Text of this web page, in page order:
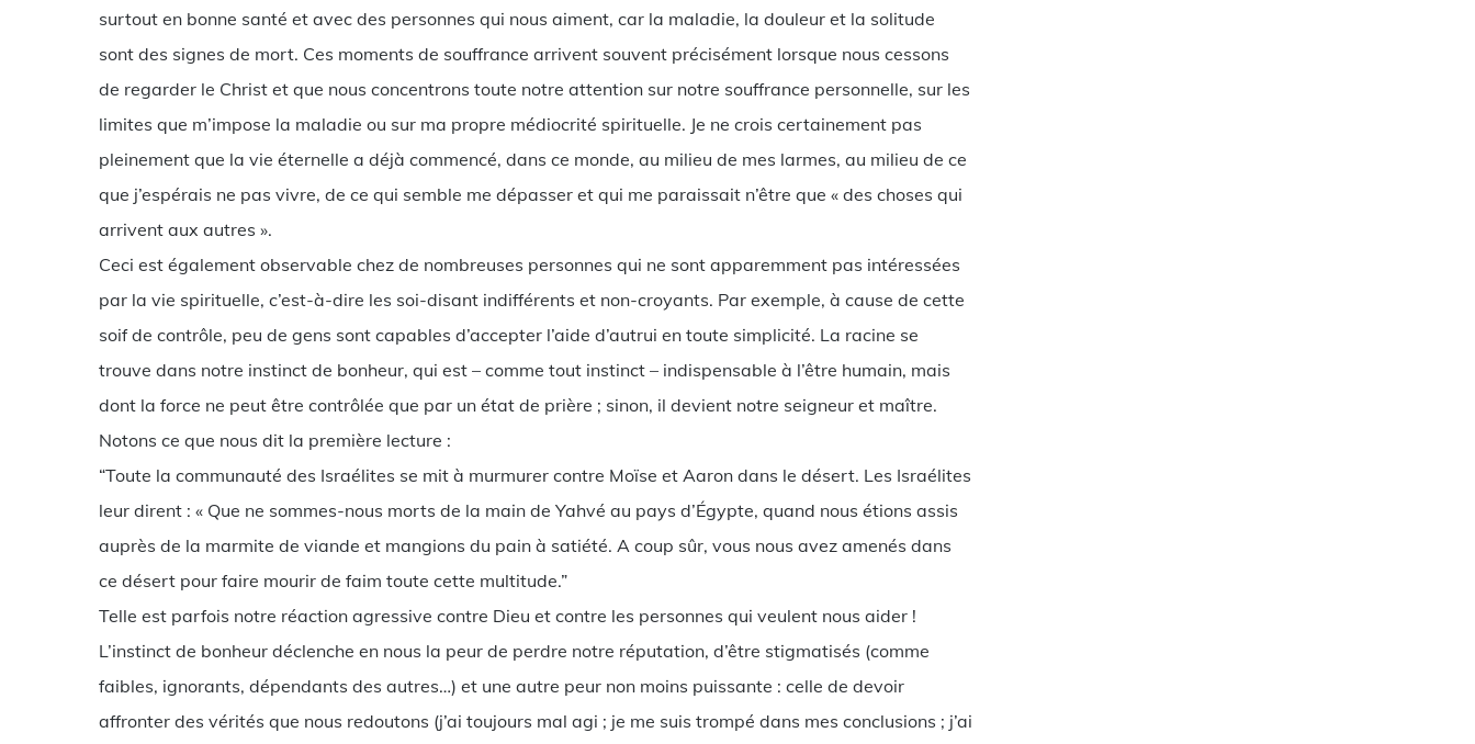
surtout en bonne santé et avec des personnes qui nous aiment, car la maladie, la douleur et la solitude
sont des signes de mort. Ces moments de souffrance arrivent souvent précisément lorsque nous cessons
de regarder le Christ et que nous concentrons toute notre attention sur notre souffrance personnelle, sur les
limites que m’impose la maladie ou sur ma propre médiocrité spirituelle. Je ne crois certainement pas
pleinement que la vie éternelle a déjà commencé, dans ce monde, au milieu de mes larmes, au milieu de ce
que j’espérais ne pas vivre, de ce qui semble me dépasser et qui me paraissait n’être que « des choses qui
arrivent aux autres ».
Ceci est également observable chez de nombreuses personnes qui ne sont apparemment pas intéressées
par la vie spirituelle, c’est-à-dire les soi-disant indifférents et non-croyants. Par exemple, à cause de cette
soif de contrôle, peu de gens sont capables d’accepter l’aide d’autrui en toute simplicité. La racine se
trouve dans notre instinct de bonheur, qui est – comme tout instinct – indispensable à l’être humain, mais
dont la force ne peut être contrôlée que par un état de prière ; sinon, il devient notre seigneur et maître.
Notons ce que nous dit la première lecture :
“Toute la communauté des Israélites se mit à murmurer contre Moïse et Aaron dans le désert. Les Israélites
leur dirent : « Que ne sommes-nous morts de la main de Yahvé au pays d’Égypte, quand nous étions assis
auprès de la marmite de viande et mangions du pain à satiété. A coup sûr, vous nous avez amenés dans
ce désert pour faire mourir de faim toute cette multitude.”
Telle est parfois notre réaction agressive contre Dieu et contre les personnes qui veulent nous aider !
L’instinct de bonheur déclenche en nous la peur de perdre notre réputation, d’être stigmatisés (comme
faibles, ignorants, dépendants des autres…) et une autre peur non moins puissante : celle de devoir
affronter des vérités que nous redoutons (j’ai toujours mal agi ; je me suis trompé dans mes conclusions ; j’ai